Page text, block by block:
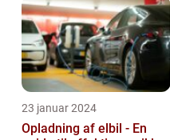
23 januar 2024
Opladning af elbil - En